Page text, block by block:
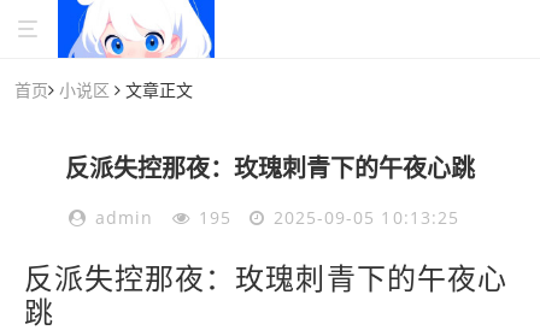
首页 小说区 文章正文
反派失控那夜：玫瑰刺青下的午夜心跳
admin 195 2025-09-05 10:13:25
反派失控那夜：玫瑰刺青下的午夜心
跳